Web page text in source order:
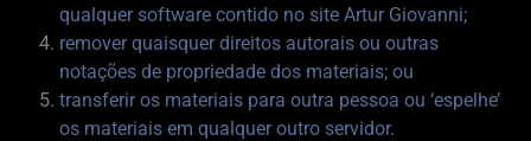
qualquer software contido no site Artur Giovanni;
remover quaisquer direitos autorais ou outras
notações de propriedade dos materiais; ou
transferir os materiais para outra pessoa ou ‘espelhe’
os materiais em qualquer outro servidor.